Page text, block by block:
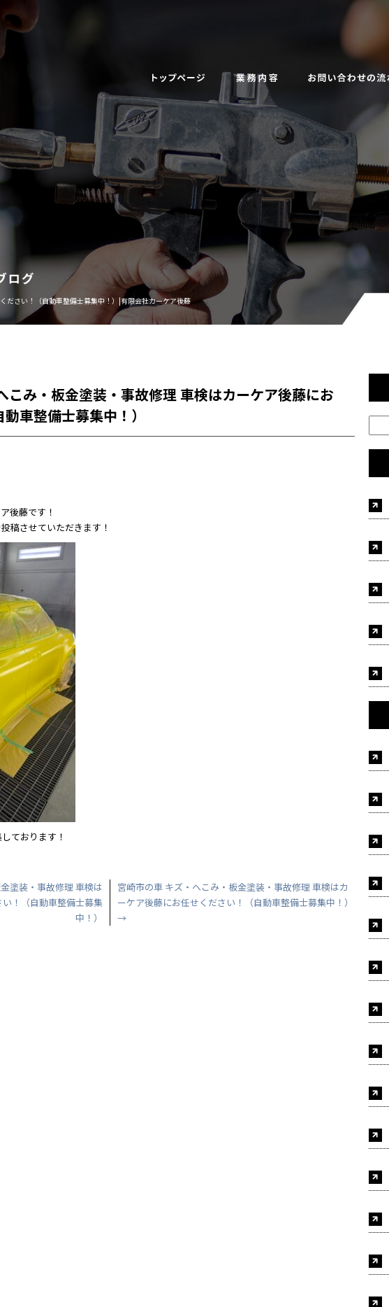
ださい！（自動車整備士募集中！）|有限会社カーケア後藤
こみ・板金塗装・事故修理 車検はカーケア後藤にお
車整備士募集中！）
後藤です！
稿させていただきます！
ております！
塗装・事故修理 車検は
！（自動車整備士募集
中！）
宮崎市の車 キズ・へこみ・板金塗装・事故修理 車検はカ
ーケア後藤にお任せください！（自動車整備士募集中！）
→